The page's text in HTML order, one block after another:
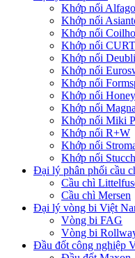
Khớp nối
Khớp nối
Khớp nối
Khớp nối
Khớp nối
Khớp nối
Khớp nối
Khớp nối
Khớp nối
Khớp nối Miki
Khớp nối R+W
Khớp nối
Khớp nối
Đại lý phân phối cầu
Cầu chì
Cầu chì Mersen
Đại lý vòng bi Việt
Vòng bi FAG
Vòng bi
Đầu đốt công nghiệp